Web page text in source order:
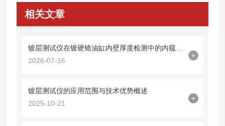
相关文章
镀层测试仪在镀硬铬油缸内壁厚度检测中的内窥镜探头集成技术
2026-07-16
+
镀层测试仪的应用范围与技术优势概述
2025-10-21
+